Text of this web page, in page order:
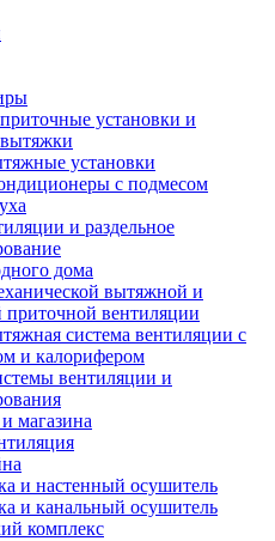
установки и
установки
с подмесом
и раздельное
дома
вытяжной и
приточной вентиляции
система вентиляции с
и калорифером
вентиляции и
магазина
и настенный осушитель
и канальный осушитель
комплекс